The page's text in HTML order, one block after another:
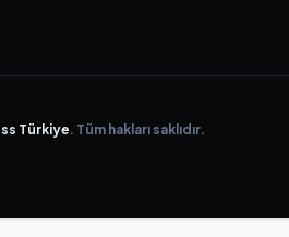
Türkiye. Tüm hakları saklıdır.